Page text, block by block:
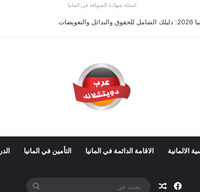
اسئلة شهادة السواقة في المانيا
الالمانية الاقامة الدائمة في المانيا التأمين في المانيا
فيسبوكمقال عشوائي